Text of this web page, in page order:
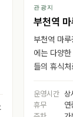
관광지
부천역
부천역 마
에는 다양
들의 휴식
운영시간 상
휴무
연